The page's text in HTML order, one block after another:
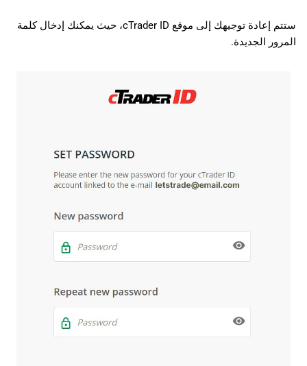
ستتم إعادة توجيهك إلى موقع cTrader ID، حيث يمكنك إدخال كلمة
المرور الجديدة.